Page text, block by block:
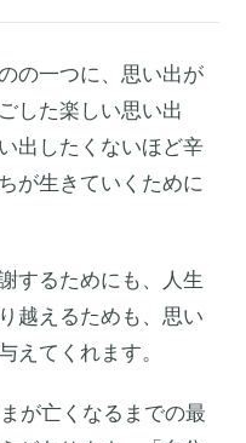
の一つに、思い出が
した楽しい思い出
出したくないほど辛
が生きていくために
するためにも、人生
越えるためも、思い
えてくれます。
が亡くなるまでの最